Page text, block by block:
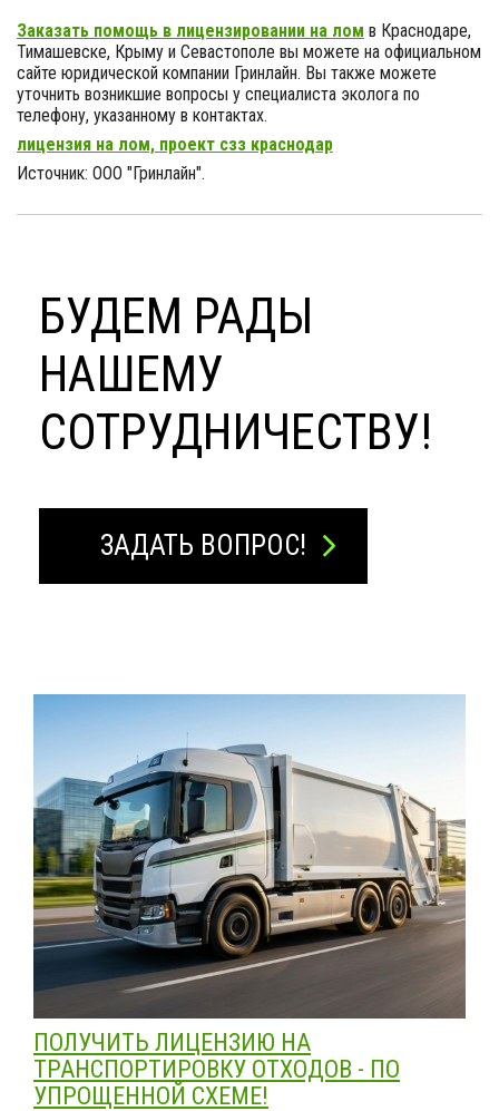
Заказать помощь в лицензировании на лом в Краснодаре,
Тимашевске, Крыму и Севастополе вы можете на официальном
сайте юридической компании Гринлайн. Вы также можете
уточнить возникшие вопросы у специалиста эколога по
телефону, указанному в контактах.
лицензия на лом, проект сзз краснодар
Источник: ООО "Гринлайн".
БУДЕМ РАДЫ
НАШЕМУ
СОТРУДНИЧЕСТВУ!
ЗАДАТЬ ВОПРОС!
ПОЛУЧИТЬ ЛИЦЕНЗИЮ НА
ТРАНСПОРТИРОВКУ ОТХОДОВ - ПО
УПРОЩЕННОЙ СХЕМЕ!